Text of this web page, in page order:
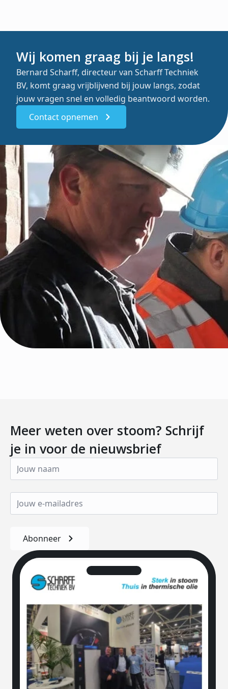
Wij komen graag bij je langs!
Bernard Scharff, directeur van Scharff Techniek
BV, komt graag vrijblijvend bij jouw langs, zodat
jouw vragen snel en volledig beantwoord worden.
Contact opnemen
Meer weten over stoom? Schrijf
je in voor de nieuwsbrief
Abonneer